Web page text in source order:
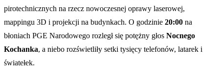
pirotechnicznych na rzecz nowoczesnej oprawy laserowej,
mappingu 3D i projekcji na budynkach. O godzinie 20:00 na
błoniach PGE Narodowego rozległ się potężny głos Nocnego
Kochanka, a niebo rozświetliły setki tysięcy telefonów, latarek i
światełek.